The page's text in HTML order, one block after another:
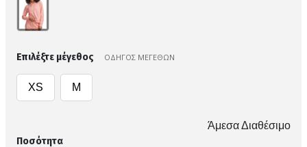
Επιλέξτε μέγεθος ΟΔΗΓΟΣ ΜΕΓΕΘΩΝ
XS M
Άμεσα Διαθέσιμο
Ποσότητα